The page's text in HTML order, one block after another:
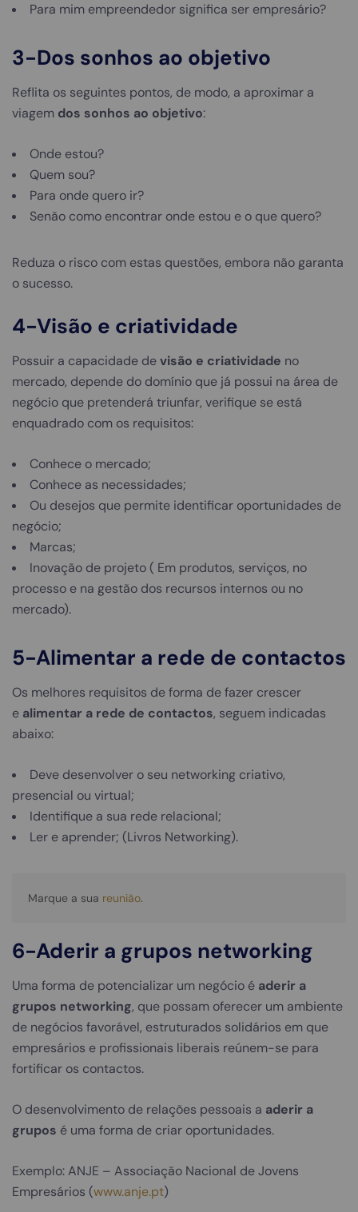
Para mim empreendedor significa ser empresário?
3-Dos sonhos ao objetivo
Reflita os seguintes pontos, de modo, a aproximar a
viagem dos sonhos ao objetivo:
Onde estou?
Quem sou?
Para onde quero ir?
Senão como encontrar onde estou e o que quero?
Reduza o risco com estas questões, embora não garanta
o sucesso.
4-Visão e criatividade
Possuir a capacidade devisão e criatividade no
mercado, depende do domínio que já possui na área de
negócio que pretenderá triunfar, verifique se está
enquadrado com os requisitos:
Conhece o mercado;
Conhece as necessidades;
Ou desejos que permite identificar oportunidades de
negócio;
Marcas;
Inovação de projeto ( Em produtos, serviços, no
processo e na gestão dos recursos internos ou no
mercado).
5-Alimentar a rede de contactos
Os melhores requisitos de forma de fazer crescer
e alimentar a rede de contactos, seguem indicadas
abaixo:
Deve desenvolver o seu networking criativo,
presencial ou virtual;
Identifique a sua rede relacional;
Ler e aprender; (Livros Networking).
Marque a sua reunião.
6-Aderir a grupos networking
Uma forma de potencializar um negócio é aderir a
grupos networking, que possam oferecer um ambiente
de negócios favorável, estruturados solidários em que
empresários e profissionais liberais reúnem-se para
fortificar os contactos.
O desenvolvimento de relações pessoais a aderir a
grupos é uma forma de criar oportunidades.
Exemplo: ANJE – Associação Nacional de Jovens
Empresários (www.anje.pt)